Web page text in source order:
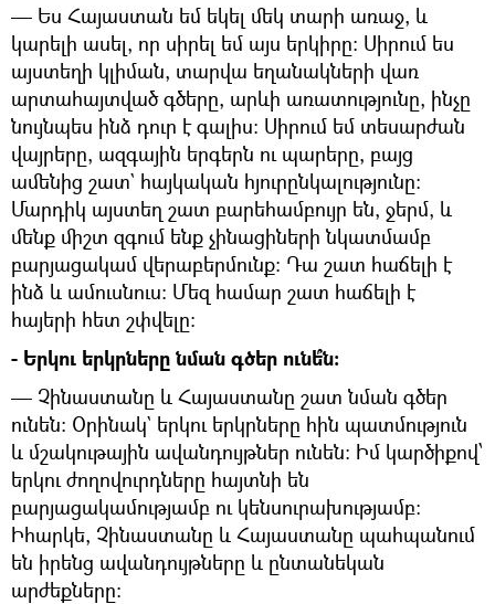
— Ես Հայաստան եմ եկել մեկ տարի առաջ, և
կարելի ասել, որ սիրել եմ այս երկիրը: Սիրում ես
այստեղի կլիման, տարվա եղանակների վառ
արտահայտված գծերը, արևի առատությունը, ինչը
նույնպես ինձ դուր է գալիս: Սիրում եմ տեսարժան
վայրերը, ազգային երգերն ու պարերը, բայց
ամենից շատ` հայկական հյուրընկալությունը:
Մարդիկ այստեղ շատ բարեհամբույր են, ջերմ, և
մենք միշտ զգում ենք չինացիների նկատմամբ
բարյացակամ վերաբերմունք: Դա շատ հաճելի է
ինձ և ամուսնուս: Մեզ համար շատ հաճելի է
հայերի հետ շփվելը:
- Երկու երկրները նման գծեր ունե՞ն։
— Չինաստանը և Հայաստանը շատ նման գծեր
ունեն: Օրինակ` երկու երկրները հին պատմություն
և մշակութային ավանդույթներ ունեն: Իմ կարծիքով՝
երկու ժողովուրդները հայտնի են
բարյացակամությամբ ու կենսուրախությամբ:
Իհարկե, Չինաստանը և Հայաստանը պահպանում
են իրենց ավանդույթները և ընտանեկան
արժեքները: